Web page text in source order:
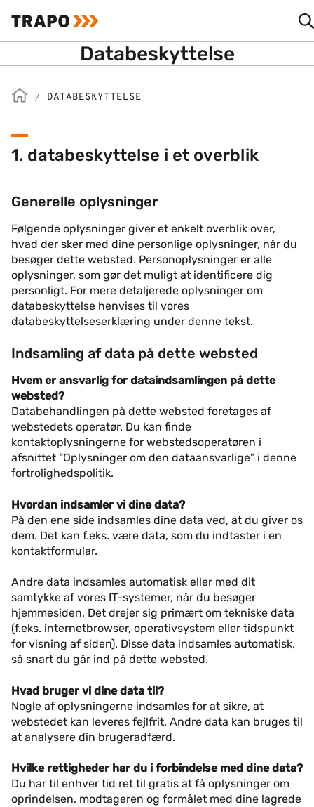
Databeskyttelse
/ DATABESKYTTELSE
1. databeskyttelse i et overblik
Generelle oplysninger
Følgende oplysninger giver et enkelt overblik over,
hvad der sker med dine personlige oplysninger, når du
besøger dette websted. Personoplysninger er alle
oplysninger, som gør det muligt at identificere dig
personligt. For mere detaljerede oplysninger om
databeskyttelse henvises til vores
databeskyttelseserklæring under denne tekst.
Indsamling af data på dette websted
Hvem er ansvarlig for dataindsamlingen på dette
websted?
Databehandlingen på dette websted foretages af
webstedets operatør. Du kan finde
kontaktoplysningerne for webstedsoperatøren i
afsnittet “Oplysninger om den dataansvarlige” i denne
fortrolighedspolitik.
Hvordan indsamler vi dine data?
På den ene side indsamles dine data ved, at du giver os
dem. Det kan f.eks. være data, som du indtaster i en
kontaktformular.
Andre data indsamles automatisk eller med dit
samtykke af vores IT-systemer, når du besøger
hjemmesiden. Det drejer sig primært om tekniske data
(f.eks. internetbrowser, operativsystem eller tidspunkt
for visning af siden). Disse data indsamles automatisk,
så snart du går ind på dette websted.
Hvad bruger vi dine data til?
Nogle af oplysningerne indsamles for at sikre, at
webstedet kan leveres fejlfrit. Andre data kan bruges til
at analysere din brugeradfærd.
Hvilke rettigheder har du i forbindelse med dine data?
Du har til enhver tid ret til gratis at få oplysninger om
oprindelsen, modtageren og formålet med dine lagrede